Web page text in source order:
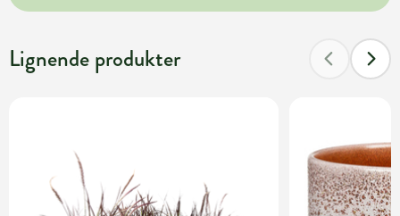
Lignende produkter